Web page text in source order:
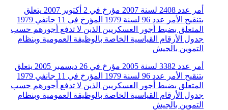
أمر عدد 2408 لسنة 2007 مؤرخ في 2 أكتوبر 2007 يتعلق
بتنقيح الأمر عدد 96 لسنة 1979 المؤرخ في 11 جانفي 1979
المتعلق بضبط أجور العسكريين الذين لا تدفع أجورهم حسب
جدول الأرقام القياسية الخاصة بالوظيفة العمومية وبنظام
التموين بالجيش
أمر عدد 3382 لسنة 2005 مؤرخ في 26 ديسمبر 2005 يتعلق
بتنقيح الأمر عدد 96 لسنة 1979 المؤرخ في 11 جانفي 1979
المتعلق بضبط أجور العسكريين الذين لا تدفع أجورهم حسب
جدول الأرقام القياسية الخاصة بالوظيفة العمومية وبنظام
التموين بالجيش